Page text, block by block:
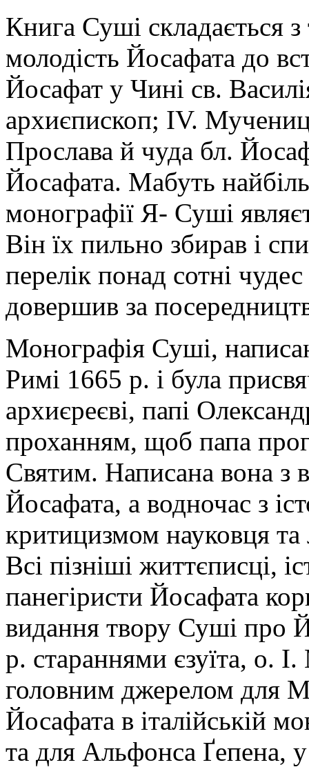
Книга Суші складається
молодість Йосафата до
Йосафат у Чині св.
архиєпископ; IV.
Прослава й чуда бл.
Йосафата. Мабуть
монографії Я- Суші
Він їх пильно збирав і
перелік понад сотні
довершив за
Монографія Суші,
Римі 1665 р. і була
архиєреєві, папі
проханням, щоб папа
Святим. Написана вона з
Йосафата, а водночас з
критицизмом науковця
Всі пізніші життєписці,
панегіристи Йосафата
видання твору Суші про
р. стараннями єзуїта, о.
головним джерелом для
Йосафата в італійській
та для Альфонса Ґепена,